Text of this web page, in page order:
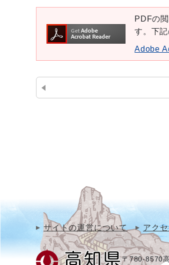
PDFの
す。下
Adobe
サイトの運営について アク
〒780-8570